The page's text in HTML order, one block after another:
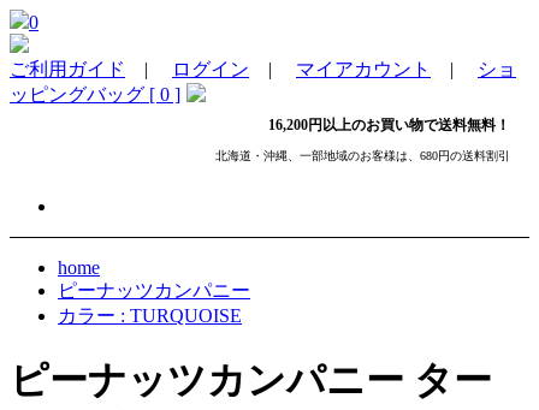
0
ご利用ガイド | ログイン | マイアカウント |
ショ
ッピングバッグ [ 0 ]
16,200円以上のお買い物で送料無料！
北海道・沖縄、一部地域のお客様は、680円の送料割引
home
ピーナッツカンパニー
カラー : TURQUOISE
ピーナッツカンパニー ター